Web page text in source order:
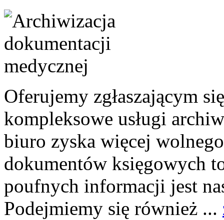
Oferujemy zgłaszającym
kompleksowe usługi
biuro zyska więcej
dokumentów księgowych
poufnych informacji jest
Podejmiemy się również ...